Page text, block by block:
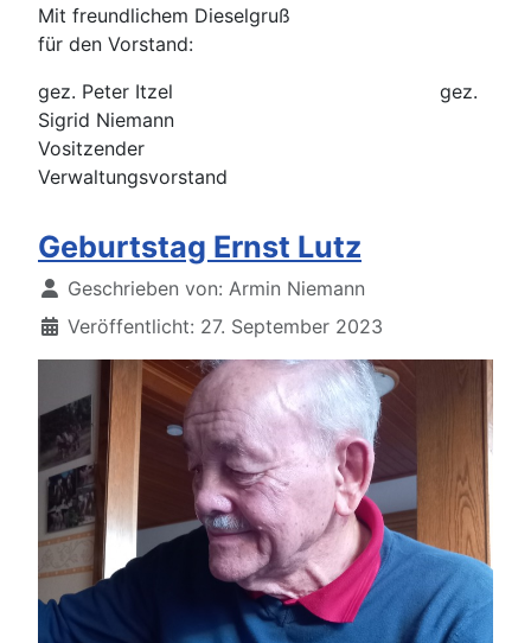
Mit freundlichem Dieselgruß
für den Vorstand:
gez. Peter Itzel gez.
Sigrid Niemann
Vositzender
Verwaltungsvorstand
Geburtstag Ernst Lutz
DetailsGeschrieben von: Armin Niemann
Veröffentlicht: 27. September 2023